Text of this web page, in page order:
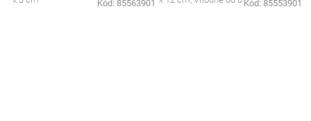
Kód: 85563901 Kód: 85553901